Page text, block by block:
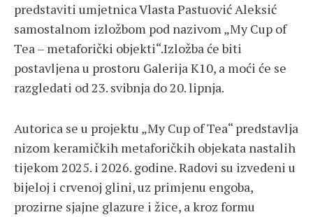
predstaviti umjetnicaVlasta Pastuović Aleksić
samostalnom izložbom pod nazivom „My Cup of
Tea – metaforički objekti“.Izložba će biti
postavljena u prostoru Galerija K10, a moći će se
razgledati od 23. svibnja do 20. lipnja.
Autorica se u projektu „My Cup of Tea“ predstavlja
nizom keramičkih metaforičkih objekata nastalih
tijekom 2025. i 2026. godine. Radovi su izvedeni u
bijeloj i crvenoj glini, uz primjenu engoba,
prozirne sjajne glazure i žice, a kroz formu